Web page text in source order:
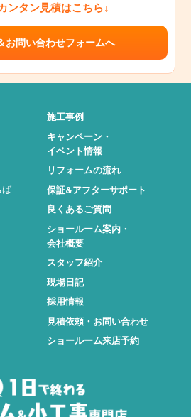
ンタン見積はこちら↓
お問い合わせフォームへ
ば
施工事例
キャンペーン・
イベント情報
リフォームの流れ
保証&アフターサポート
良くあるご質問
ショールーム案内・
会社概要
スタッフ紹介
現場日記
採用情報
見積依頼・お問い合わせ
ショールーム来店予約